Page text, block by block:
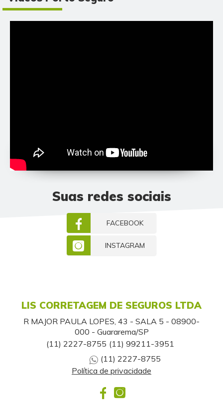
Suas redes sociais
FACEBOOK
INSTAGRAM
LIS CORRETAGEM DE SEGUROS LTDA
R MAJOR PAULA LOPES, 43 - SALA 5 - 08900-
000 - Guararema/SP
(11) 2227-8755 (11) 99211-3951
(11) 2227-8755
Política de privacidade